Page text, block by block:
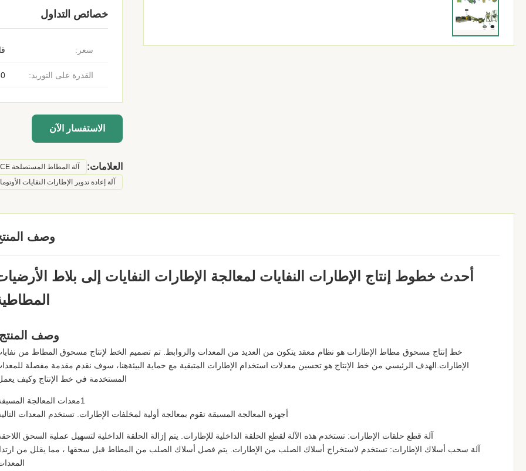
خصائص التداول
سعر:
القدرة على التوريد: 30
الاستفسار الآن
العلامات: آلة المطاط المستصلحة CE
آلة إعادة تدوير الإطارات النفايات
وصف
أحدث خطوط إنتاج الإطارات النفايات لمعالجة الإطارات النفايات إلى بلاط
وصف
خط إنتاج مسحوق مطاط الإطارات هو نظام معقد يتكون من العديد من المعدات والروابط. تم تصميم الخط لإنتاج مسحوق المطاط من
الإطارات.الهدف الرئيسي من خط الإنتاج هو تحسين معدلات استخدام الإطارات المتبقية مع حماية البيئةهنا، سوف نقدم مقدمة مفصلة
المستخدمة في خط الإنتاج وكيف
1معدات المعالجة المسبقة:
أجهزة المعالجة المسبقة تقوم بمعالجة أولية لمخلفات الإطارات. تستخدم المعدات
آلة قطع حلقات الإطارات: تستخدم هذه الآلة لقطع الحلقة الداخلية للإطارات. يتم إزالة الحلقة الداخلية لتسهيل عملية السحق
آلة سحب أسلاك الإطارات: تستخدم لاستخراج أسلاك الصلب من الإطارات. يتم فصل أسلاك الصلب من المطاط قبل سحقها ، مما يقلل من